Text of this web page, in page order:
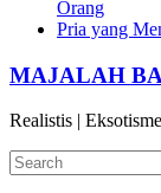
Orang
Pria yang
MAJALAH
Realistis |